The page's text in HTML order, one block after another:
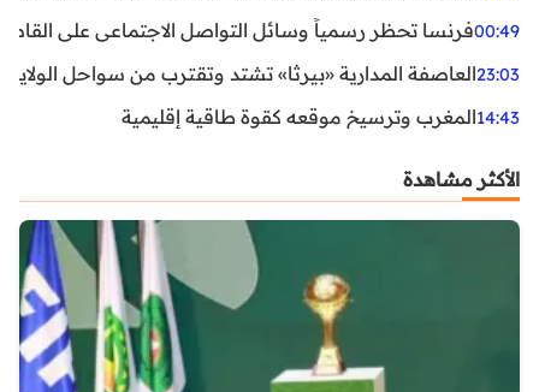
00:49فرنسا تحظر رسمياً وسائل التواصل الاجتماعي على القاصرين
23:03العاصفة المدارية «بيرثا» تشتد وتقترب من سواحل
14:43المغرب وترسيخ موقعه كقوة طاقية إقليمية
الأكثر مشاهدة